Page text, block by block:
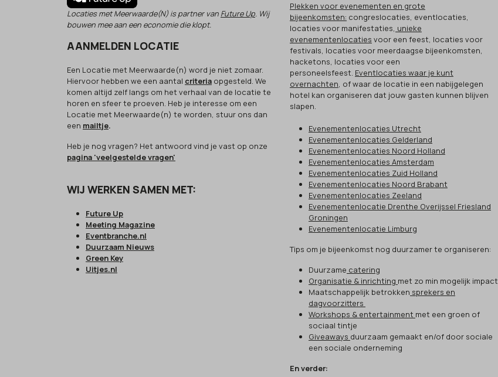
Locaties met Meerwaarde(N) is partner van Future Up. Wij
bouwen mee aan een economie die klopt.
AANMELDEN LOCATIE
Een Locatie met Meerwaarde(n) word je niet zomaar.
Hiervoor hebben we een aantal criteria opgesteld. We
komen altijd zelf langs om het verhaal van de locatie te
horen en sfeer te proeven. Heb je interesse om een
Locatie met Meerwaarde(n) te worden, stuur ons dan
een mailtje.
Heb je nog vragen? Het antwoord vind je vast op onze
pagina 'veelgestelde vragen'
WIJ WERKEN SAMEN MET:
Future Up
Meeting Magazine
Eventbranche.nl
Duurzaam Nieuws
Green Key
Uitjes.nl
Plekken voor evenementen en grote
bijeenkomsten: congreslocaties, eventlocaties,
locaties voor manifestaties, unieke
evenementenlocaties voor een feest, locaties voor
festivals, locaties voor meerdaagse bijeenkomsten,
hacketons, locaties voor een
personeelsfeest. Eventlocaties waar je kunt
overnachten, of waar de locatie in een nabijgelegen
hotel kan organiseren dat jouw gasten kunnen blijven
slapen.
Evenementenlocaties Utrecht
Evenementenlocaties Gelderland
Evenementenlocaties Noord Holland
Evenementenlocaties Amsterdam
Evenementenlocaties Zuid Holland
Evenementenlocaties Noord Brabant
Evenementenlocaties Zeeland
Evenementenlocatie Drenthe Overijssel Friesland
Groningen
Evenementenlocatie Limburg
Tips om je bijeenkomst nog duurzamer te organiseren:
Duurzame catering
Organisatie & inrichting met zo min mogelijk impact
Maatschappelijk betrokken sprekers en
dagvoorzitters
Workshops & entertainment met een groen of
sociaal tintje
Giveaways duurzaam gemaakt en/of door sociale
een sociale onderneming
En verder: